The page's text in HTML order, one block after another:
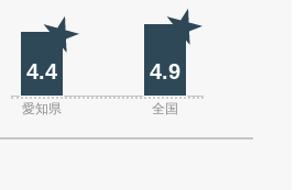
4.4 4.9
愛知県 全国